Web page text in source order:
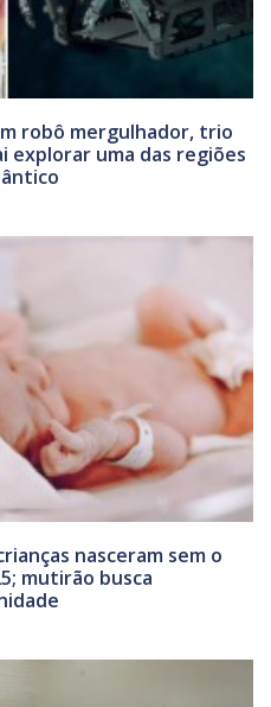
robô mergulhador, trio
explorar uma das regiões
nasceram sem o
mutirão busca